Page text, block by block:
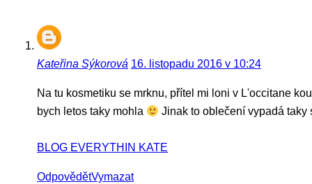
Kateřina Sýkorová 16. listopadu 2016 v 10:24
Na tu kosmetiku se mrknu, přítel mi loni v L'occitane
bych letos taky mohla
Jinak to oblečení vypadá taky
BLOG EVERYTHIN KATE
OdpovědětVymazat